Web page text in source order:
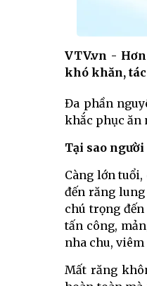
VTV.vn -
khó khăn,
Đa phần
khắc phục ăn
Tại sao
Càng lớn
đến răng
chú trọng
tấn công,
nha chu, viêm
Mất răng